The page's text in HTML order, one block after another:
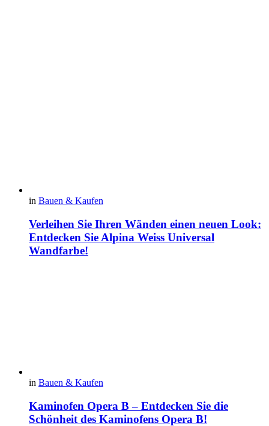
in Bauen & Kaufen
Verleihen Sie Ihren Wänden einen neuen Look:
Entdecken Sie Alpina Weiss Universal
Wandfarbe!
in Bauen & Kaufen
Kaminofen Opera B – Entdecken Sie die
Schönheit des Kaminofens Opera B!